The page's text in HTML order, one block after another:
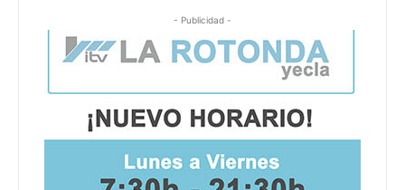
- Publicidad -